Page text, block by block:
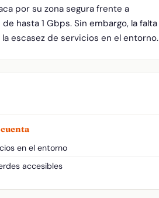
por su zona segura frente a
hasta 1 Gbps. Sin embargo, la falta
escasez de servicios en el entorno.
en el entorno
accesibles